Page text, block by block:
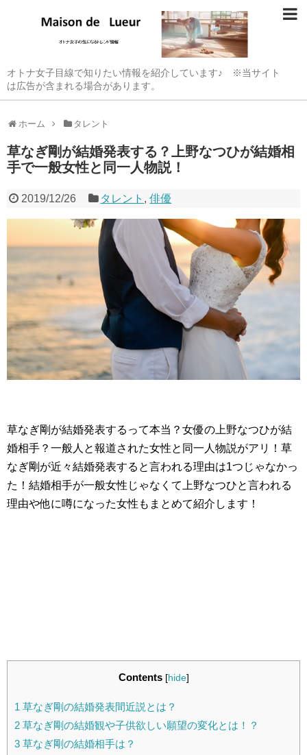
オトナ女子目線で知りたい情報を紹介しています♪ ※当サイト
は広告が含まれる場合があります。
ホーム タレント
草なぎ剛が結婚発表する？上野なつひが結婚相
手で一般女性と同一人物説！
2019/12/26 タレント ,俳優
草なぎ剛が結婚発表するって本当？女優の上野なつひが結
婚相手？一般人と報道された女性と同一人物説がアリ！草
なぎ剛が近々結婚発表すると言われる理由は1つじゃなかっ
た！結婚相手が一般女性じゃなくて上野なつひと言われる
理由や他に噂になった女性もまとめて紹介します！
Contents [hide]
1 草なぎ剛の結婚発表間近説とは？
2 草なぎ剛の結婚観や子供欲しい願望の変化とは！？
3 草なぎ剛の結婚相手は？